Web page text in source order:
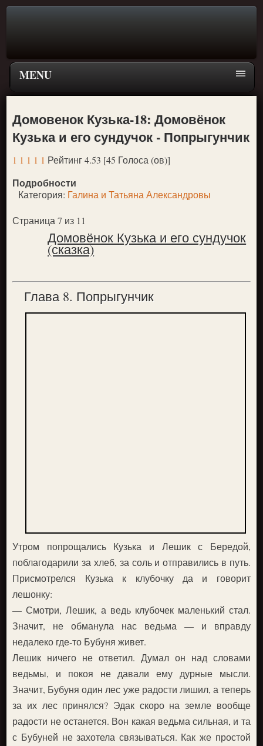
MENU
Главная страница
Поиск
ПЕРЕЙТИ К ГЛАВНОМУ МЕНЮ СКАЗОК
Новое
Популярное
Домовенок Кузька-18: Домовёнок
Кузька и его сундучок - Попрыгунчик
1 1 1 1 1 Рейтинг 4.53 [45 Голоса (ов)]
Подробности
Категория: Галина и Татьяна Александровы
Страница 7 из 11
Домовёнок Кузька и его сундучок
(сказка)
Глава 8. Попрыгунчик
Утром попрощались Кузька и Лешик с Бередой,
поблагодарили за хлеб, за соль и отправились в путь.
Присмотрелся Кузька к клубочку да и говорит
лешонку:
— Смотри, Лешик, а ведь клубочек маленький стал.
Значит, не обманула нас ведьма — и вправду
недалеко где-то Бубуня живет.
Лешик ничего не ответил. Думал он над словами
ведьмы, и покоя не давали ему дурные мысли.
Значит, Бубуня один лес уже радости лишил, а теперь
за их лес принялся? Эдак скоро на земле вообще
радости не останется. Вон какая ведьма сильная, и та
с Бубуней не захотела связываться. Как же простой